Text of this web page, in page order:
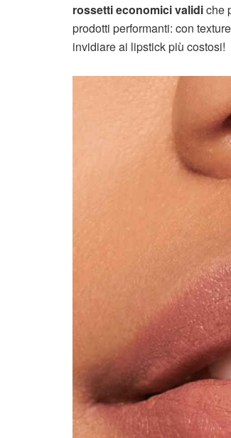
rossetti economici validiche
prodotti performanti: con
invidiare ai lipstick più costosi!